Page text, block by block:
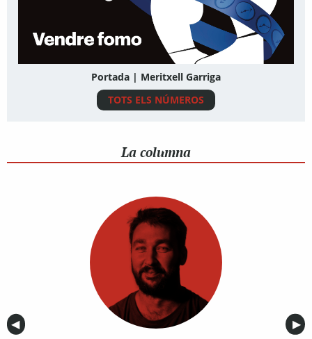
Portada | Meritxell Garriga
TOTS ELS NÚMEROS
La columna
Anterior
◀︎ ▶︎